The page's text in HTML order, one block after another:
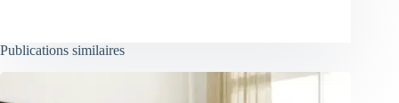
Publications similaires